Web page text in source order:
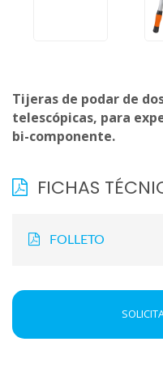
Tijeras de podar de
telescópicas, para
bi-componente.
FICHAS
FOLLETO